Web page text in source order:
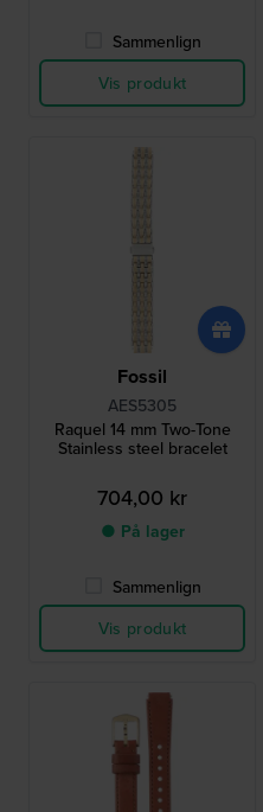
Sammenlign
Vis produkt
Fossil
AES5305
Raquel 14 mm Two-Tone
Stainless steel bracelet
704,00 kr
● På lager
Sammenlign
Vis produkt